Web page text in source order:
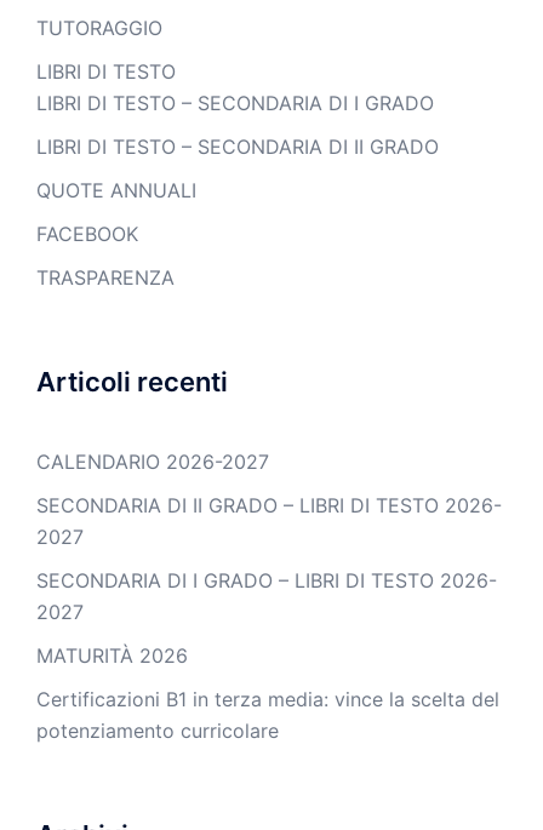
TUTORAGGIO
LIBRI DI TESTO
LIBRI DI TESTO – SECONDARIA DI I GRADO
LIBRI DI TESTO – SECONDARIA DI II GRADO
QUOTE ANNUALI
FACEBOOK
TRASPARENZA
Articoli recenti
CALENDARIO 2026-2027
SECONDARIA DI II GRADO – LIBRI DI TESTO 2026-
2027
SECONDARIA DI I GRADO – LIBRI DI TESTO 2026-
2027
MATURITÀ 2026
Certificazioni B1 in terza media: vince la scelta del
potenziamento curricolare